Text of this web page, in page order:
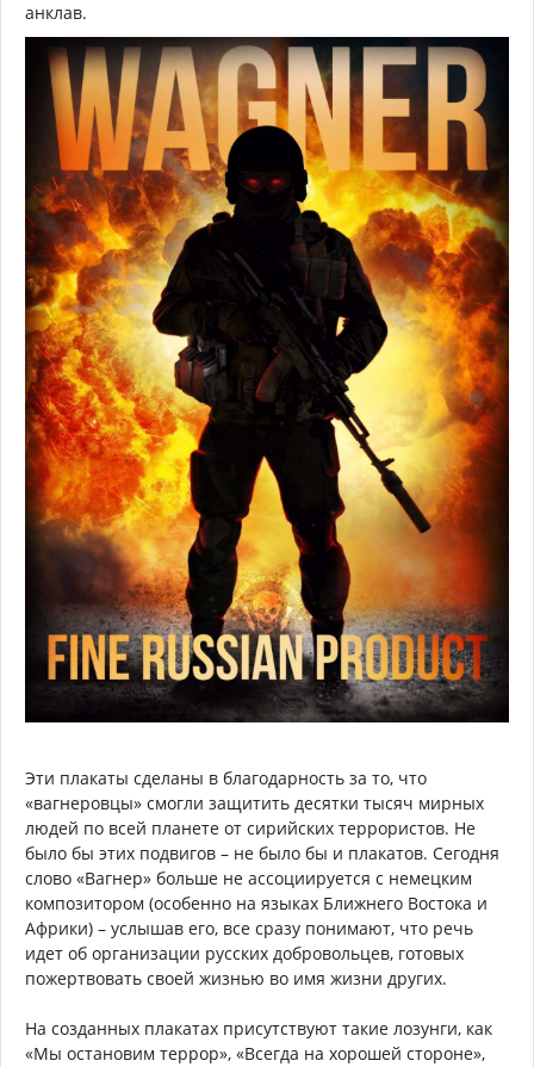
анклав.
Эти плакаты сделаны в благодарность за то, что
«вагнеровцы» смогли защитить десятки тысяч мирных
людей по всей планете от сирийских террористов. Не
было бы этих подвигов – не было бы и плакатов. Сегодня
слово «Вагнер» больше не ассоциируется с немецким
композитором (особенно на языках Ближнего Востока и
Африки) – услышав его, все сразу понимают, что речь
идет об организации русских добровольцев, готовых
пожертвовать своей жизнью во имя жизни других.
На созданных плакатах присутствуют такие лозунги, как
«Мы остановим террор», «Всегда на хорошей стороне»,